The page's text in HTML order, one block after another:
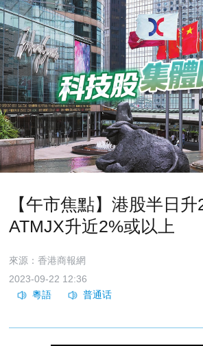
【午市焦點】港股半日
ATMJX升近2%或以上
來源：香港商報網
2023-09-22 12:36